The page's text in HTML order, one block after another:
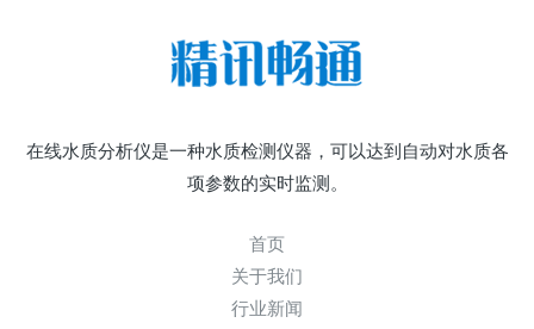
在线水质分析仪是一种水质检测仪器，可以达到自动对水质各
项参数的实时监测。
首页
关于我们
行业新闻